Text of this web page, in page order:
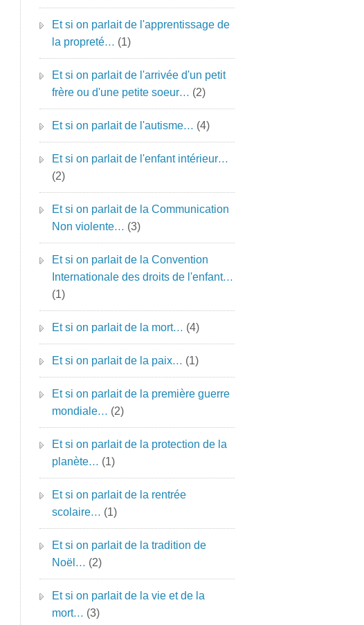
Et si on parlait de l'apprentissage de
la propreté… (1)
Et si on parlait de l'arrivée d'un petit
frère ou d'une petite soeur… (2)
Et si on parlait de l'autisme… (4)
Et si on parlait de l'enfant intérieur…
(2)
Et si on parlait de la Communication
Non violente… (3)
Et si on parlait de la Convention
Internationale des droits de l'enfant…
(1)
Et si on parlait de la mort… (4)
Et si on parlait de la paix… (1)
Et si on parlait de la première guerre
mondiale… (2)
Et si on parlait de la protection de la
planète… (1)
Et si on parlait de la rentrée
scolaire… (1)
Et si on parlait de la tradition de
Noël… (2)
Et si on parlait de la vie et de la
mort… (3)